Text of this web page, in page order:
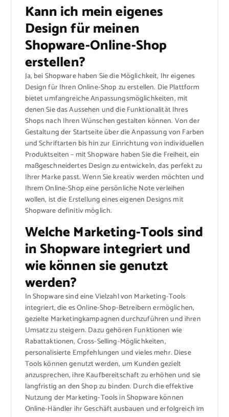
Kann ich mein eigenes
Design für meinen
Shopware-Online-Shop
erstellen?
Ja, bei Shopware haben Sie die Möglichkeit, Ihr eigenes
Design für Ihren Online-Shop zu erstellen. Die Plattform
bietet umfangreiche Anpassungsmöglichkeiten, mit
denen Sie das Aussehen und die Funktionalität Ihres
Shops nach Ihren Wünschen gestalten können. Von der
Gestaltung der Startseite über die Anpassung von Farben
und Schriftarten bis hin zur Einrichtung von individuellen
Produktseiten – mit Shopware haben Sie die Freiheit, ein
maßgeschneidertes Design zu entwickeln, das perfekt zu
Ihrer Marke passt. Wenn Sie kreativ werden möchten und
Ihrem Online-Shop eine persönliche Note verleihen
wollen, ist die Erstellung eines eigenen Designs mit
Shopware definitiv möglich.
Welche Marketing-Tools sind
in Shopware integriert und
wie können sie genutzt
werden?
In Shopware sind eine Vielzahl von Marketing-Tools
integriert, die es Online-Shop-Betreibern ermöglichen,
gezielte Marketingkampagnen durchzuführen und ihren
Umsatz zu steigern. Dazu gehören Funktionen wie
Rabattaktionen, Cross-Selling-Möglichkeiten,
personalisierte Empfehlungen und vieles mehr. Diese
Tools können genutzt werden, um Kunden gezielt
anzusprechen, ihre Kaufbereitschaft zu erhöhen und sie
langfristig an den Shop zu binden. Durch die effektive
Nutzung der Marketing-Tools in Shopware können
Online-Händler ihr Geschäft ausbauen und erfolgreich im